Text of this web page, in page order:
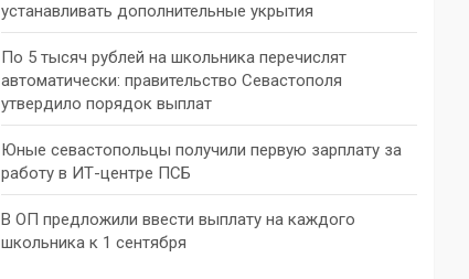
устанавливать дополнительные укрытия
По 5 тысяч рублей на школьника перечислят
автоматически: правительство Севастополя
утвердило порядок выплат
Юные севастопольцы получили первую зарплату за
работу в ИТ-центре ПСБ
В ОП предложили ввести выплату на каждого
школьника к 1 сентября